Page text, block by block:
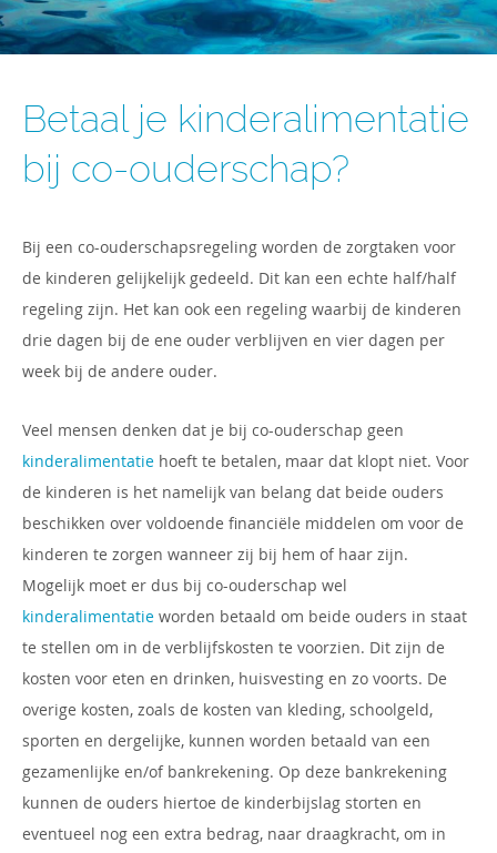
Krijg je wel waar je recht op hebt?
Wat wil je kind?
Kindgesprek
Ouderschapsplan
Hulp voor ouders en kinderen
Partneralimentatie
Fiscale regelingen
Gratis kennismakingsgesprek
Rechtsbijstandsverzekering
Aanvullende kosten bij echtscheiding
BLOG
CONTACT
Betaal je kinderalimentatie
bij co-ouderschap?
Bij een co-ouderschapsregeling worden de zorgtaken voor
de kinderen gelijkelijk gedeeld. Dit kan een echte half/half
regeling zijn. Het kan ook een regeling waarbij de kinderen
drie dagen bij de ene ouder verblijven en vier dagen per
week bij de andere ouder.
Veel mensen denken dat je bij co-ouderschap geen
kinderalimentatie hoeft te betalen, maar dat klopt niet. Voor
de kinderen is het namelijk van belang dat beide ouders
beschikken over voldoende financiële middelen om voor de
kinderen te zorgen wanneer zij bij hem of haar zijn.
Mogelijk moet er dus bij co-ouderschap wel
kinderalimentatie worden betaald om beide ouders in staat
te stellen om in de verblijfskosten te voorzien. Dit zijn de
kosten voor eten en drinken, huisvesting en zo voorts. De
overige kosten, zoals de kosten van kleding, schoolgeld,
sporten en dergelijke, kunnen worden betaald van een
gezamenlijke en/of bankrekening. Op deze bankrekening
kunnen de ouders hiertoe de kinderbijslag storten en
eventueel nog een extra bedrag, naar draagkracht, om in